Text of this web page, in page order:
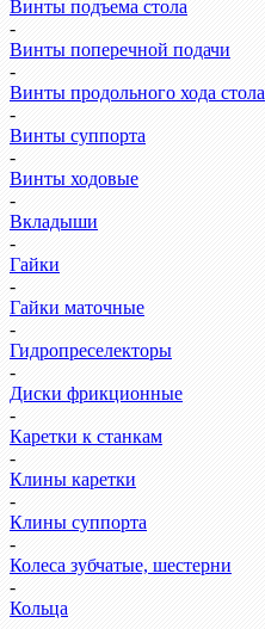
Винты подъема стола
-
Винты поперечной подачи
-
Винты продольного хода стола
-
Винты суппорта
-
Винты ходовые
-
Вкладыши
-
Гайки
-
Гайки маточные
-
Гидропреселекторы
-
Диски фрикционные
-
Каретки к станкам
-
Клины каретки
-
Клины суппорта
-
Колеса зубчатые, шестерни
-
Кольца